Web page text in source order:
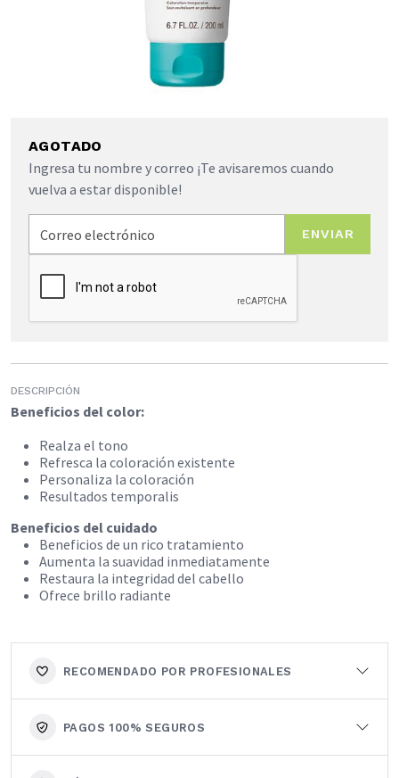
AGOTADO
Ingresa tu nombre y correo ¡Te avisaremos cuando
vuelva a estar disponible!
ENVIAR
DESCRIPCIÓN
Beneficios del color:
Realza el tono
Refresca la coloración existente
Personaliza la coloración
Resultados temporalis
Beneficios del cuidado
Beneficios de un rico tratamiento
Aumenta la suavidad inmediatamente
Restaura la integridad del cabello
Ofrece brillo radiante
RECOMENDADO POR PROFESIONALES
PAGOS 100% SEGUROS